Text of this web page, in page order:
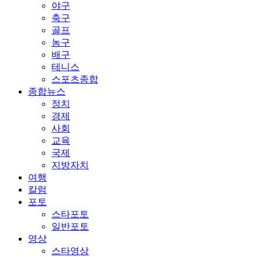
야구
축구
골프
농구
배구
테니스
스포츠종합
종합뉴스
정치
경제
사회
교육
국제
지방자치
여행
칼럼
포토
스타포토
일반포토
영상
스타영상